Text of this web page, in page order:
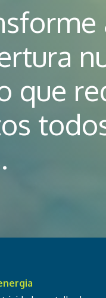
que